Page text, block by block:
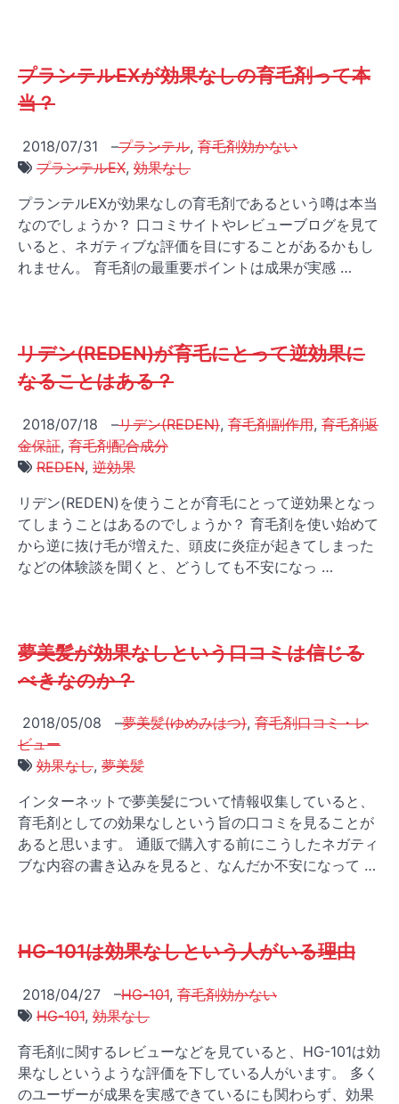
プランテルEXが効果なしの育毛剤って本
当？
2018/07/31 –プランテル, 育毛剤効かない
プランテルEX, 効果なし
プランテルEXが効果なしの育毛剤であるという噂は本当
なのでしょうか？ 口コミサイトやレビューブログを見て
いると、ネガティブな評価を目にすることがあるかもし
れません。 育毛剤の最重要ポイントは成果が実感 …
リデン(REDEN)が育毛にとって逆効果に
なることはある？
2018/07/18 –リデン(REDEN), 育毛剤副作用, 育毛剤返
金保証, 育毛剤配合成分
REDEN, 逆効果
リデン(REDEN)を使うことが育毛にとって逆効果となっ
てしまうことはあるのでしょうか？ 育毛剤を使い始めて
から逆に抜け毛が増えた、頭皮に炎症が起きてしまった
などの体験談を聞くと、どうしても不安になっ …
夢美髪が効果なしという口コミは信じる
べきなのか？
2018/05/08 –夢美髪(ゆめみはつ), 育毛剤口コミ・レ
ビュー
効果なし, 夢美髪
インターネットで夢美髪について情報収集していると、
育毛剤としての効果なしという旨の口コミを見ることが
あると思います。 通販で購入する前にこうしたネガティ
ブな内容の書き込みを見ると、なんだか不安になって …
HG-101は効果なしという人がいる理由
2018/04/27 –HG-101, 育毛剤効かない
HG-101, 効果なし
育毛剤に関するレビューなどを見ていると、HG-101は効
果なしというような評価を下している人がいます。 多く
のユーザーが成果を実感できているにも関わらず、効果